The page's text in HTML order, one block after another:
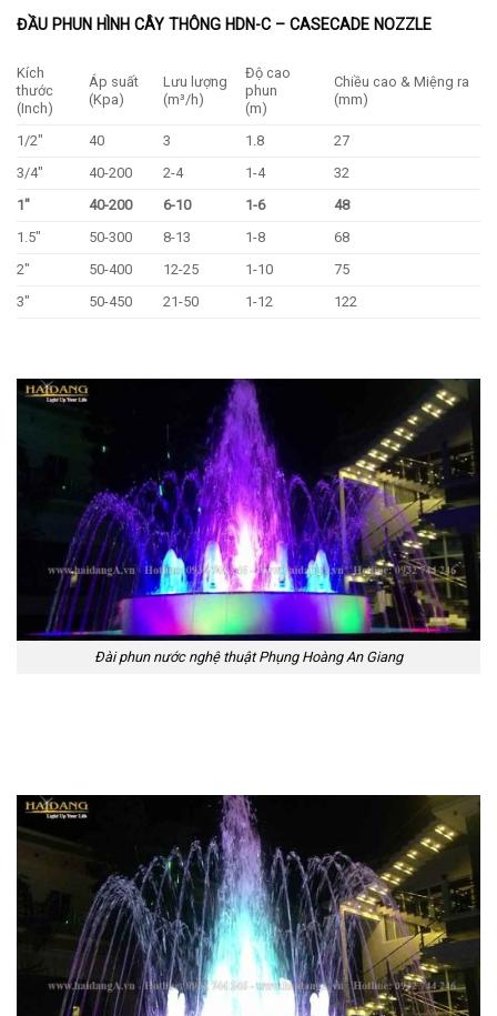
ĐẦU PHUN HÌNH CÂY THÔNG HDN-C – CASECADE NOZZLE
Kích
thước
(Inch)
Áp suất
(Kpa)
Lưu lượng
(m³/h)
Độ cao
phun
(m)
Chiều cao & Miệng ra
(mm)
1/2″ 40 3 1.8
27
3/4″
40-200 2-4 1-4
32
1″
40-200 6-10 1-6
48
1.5″
50-300 8-13 1-8
68
2″
50-400 12-25 1-10
75
3″
50-450 21-50 1-12 122
Đài phun nước nghệ thuật Phụng Hoàng An Giang